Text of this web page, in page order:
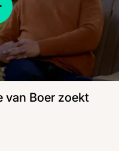
van Boer zoekt